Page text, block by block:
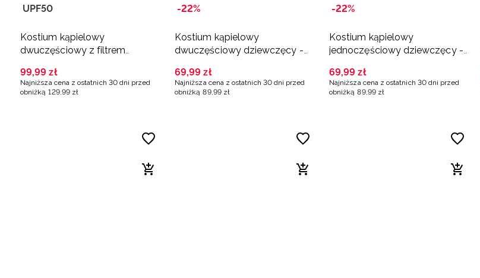
UPF50
Kostium kąpielowy
dwuczęściowy z filtrem
multikolor
99,99 zł
Najniższa cena z ostatnich 30 dni przed
obniżką 129,99 zł
-22%
Kostium kąpielowy
dwuczęściowy dziewczęcy -
69,99 zł
Najniższa cena z ostatnich 30 dni przed
obniżką 89,99 zł
-22%
Kostium kąpielowy
jednoczęściowy dziewczęcy -
69,99 zł
Najniższa cena z ostatnich 30 dni przed
obniżką 89,99 zł